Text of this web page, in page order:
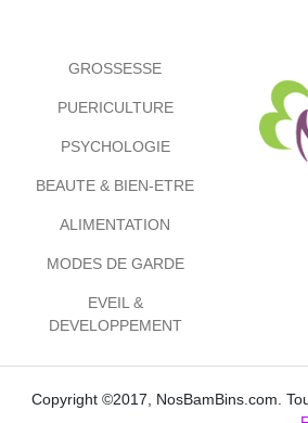
GROSSESSE
PUERICULTURE
PSYCHOLOGIE
BEAUTE & BIEN-ETRE
ALIMENTATION
MODES DE GARDE
EVEIL &
DEVELOPPEMENT
Copyright ©2017, NosBamBins.com.